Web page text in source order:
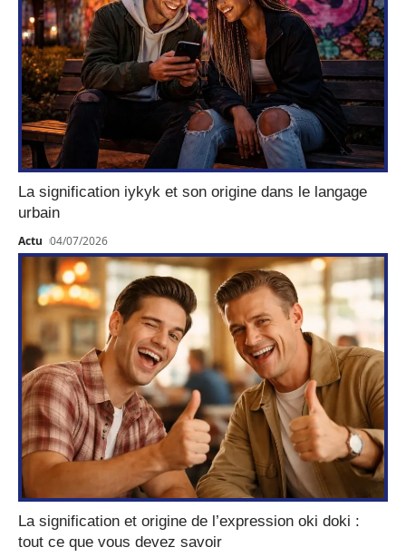
La signification iykyk et son origine dans le langage
urbain
Actu 04/07/2026
La signification et origine de l’expression oki doki :
tout ce que vous devez savoir